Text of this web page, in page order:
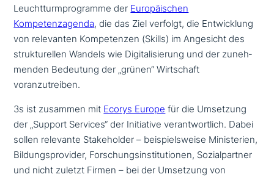
Leuchtturmprogramme der Europäischen
Kompetenzagenda, die das Ziel verfolgt, die Entwicklung
von rele­van­ten Kompetenzen (Skills) im Angesicht des
struk­tu­rel­len Wandels wie Digitalisierung und der zuneh­
men­den Bedeutung der „grünen“ Wirtschaft
voranzutreiben.
3s ist zusammen mit Ecorys Europe für die Umsetzung
der „Support Services“ der Initiative ver­ant­wort­lich. Dabei
sollen relevante Stakeholder – bei­spiels­wei­se Ministerien,
Bildungsprovider, Forschungsinstitutionen, Sozialpartner
und nicht zuletzt Firmen – bei der Umsetzung von